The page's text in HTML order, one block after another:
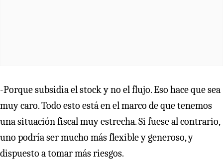
-Porque subsidia el stock y no el flujo. Eso hace que sea
muy caro. Todo esto está en el marco de que tenemos
una situación fiscal muy estrecha. Si fuese al contrario,
uno podría ser mucho más flexible y generoso, y
dispuesto a tomar más riesgos.